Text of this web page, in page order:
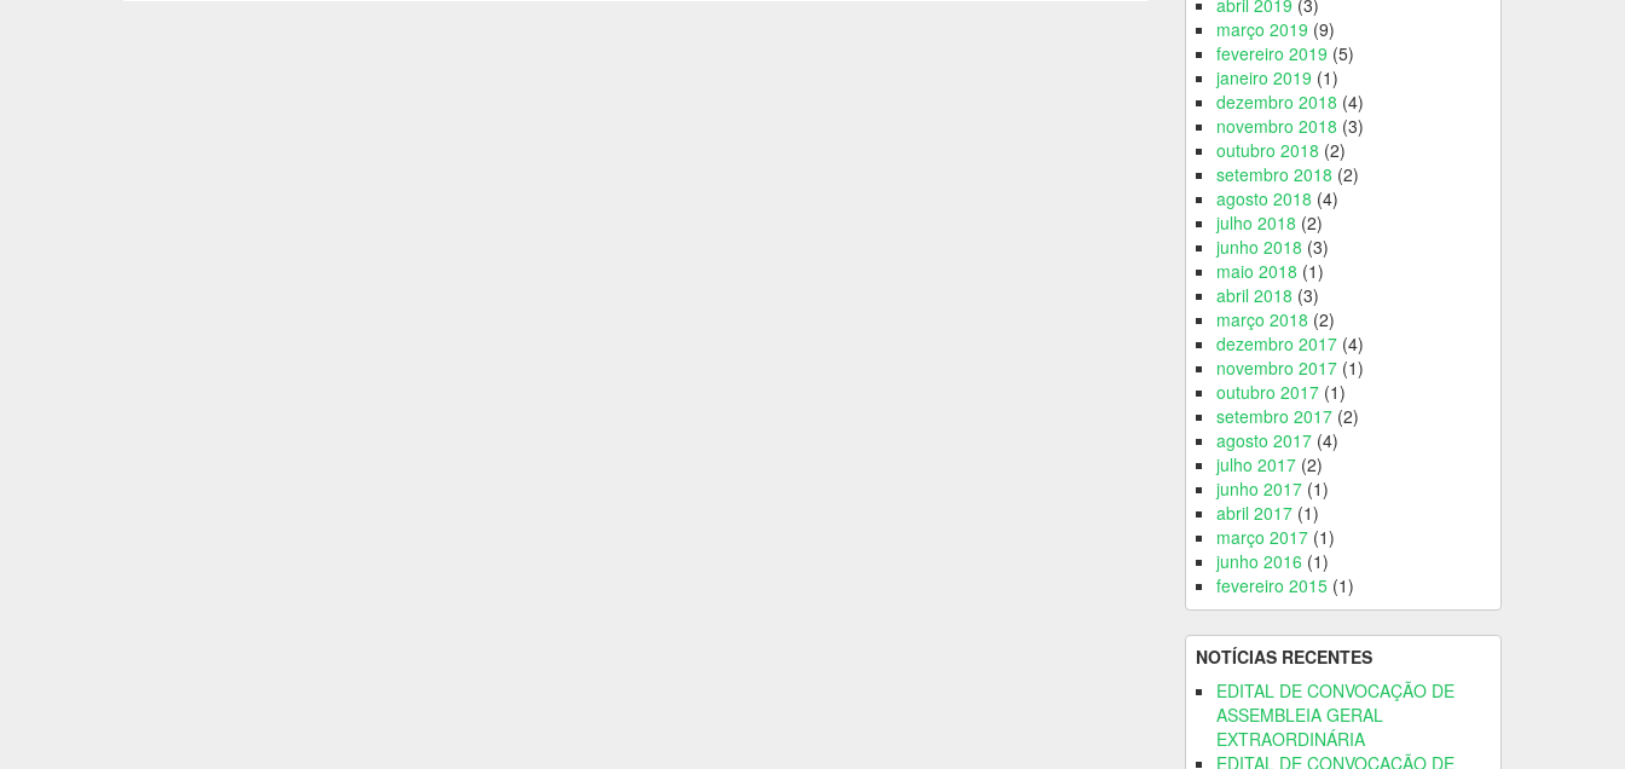
março 2019 (9)
fevereiro 2019 (5)
janeiro 2019 (1)
dezembro 2018 (4)
novembro 2018 (3)
outubro 2018 (2)
setembro 2018 (2)
agosto 2018 (4)
julho 2018 (2)
junho 2018 (3)
maio 2018 (1)
abril 2018 (3)
março 2018 (2)
dezembro 2017(4)
novembro 2017(1)
outubro 2017(1)
setembro 2017(2)
agosto 2017(4)
julho 2017(2)
junho 2017(1)
abril 2017(1)
março 2017(1)
junho 2016 (1)
fevereiro 2015(1)
NOTÍCIAS RECENTES
EDITAL DE CONVOCAÇÃO DE
ASSEMBLEIA GERAL
EXTRAORDINÁRIA
EDITAL DE CONVOCAÇÃO DE